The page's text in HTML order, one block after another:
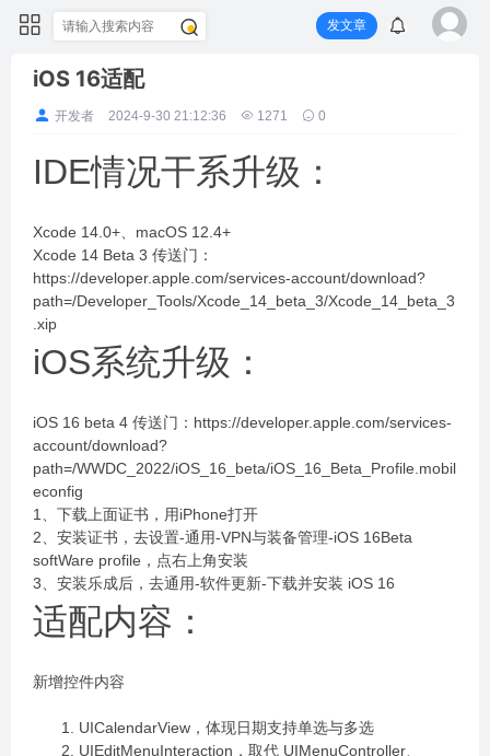
发文章
iOS 16适配
开发者 2024-9-30 21:12:36 1271 0
IDE情况干系升级：
Xcode 14.0+、macOS 12.4+
Xcode 14 Beta 3 传送门：
https://developer.apple.com/services-account/download?
path=/Developer_Tools/Xcode_14_beta_3/Xcode_14_beta_3
.xip
iOS系统升级：
iOS 16 beta 4 传送门：https://developer.apple.com/services-
account/download?
path=/WWDC_2022/iOS_16_beta/iOS_16_Beta_Profile.mobil
econfig
1、下载上面证书，用iPhone打开
2、安装证书，去设置-通用-VPN与装备管理-iOS 16Beta
softWare profile，点右上角安装
3、安装乐成后，去通用-软件更新-下载并安装 iOS 16
适配内容：
新增控件内容
UICalendarView，体现日期支持单选与多选
UIEditMenuInteraction，取代 UIMenuController、